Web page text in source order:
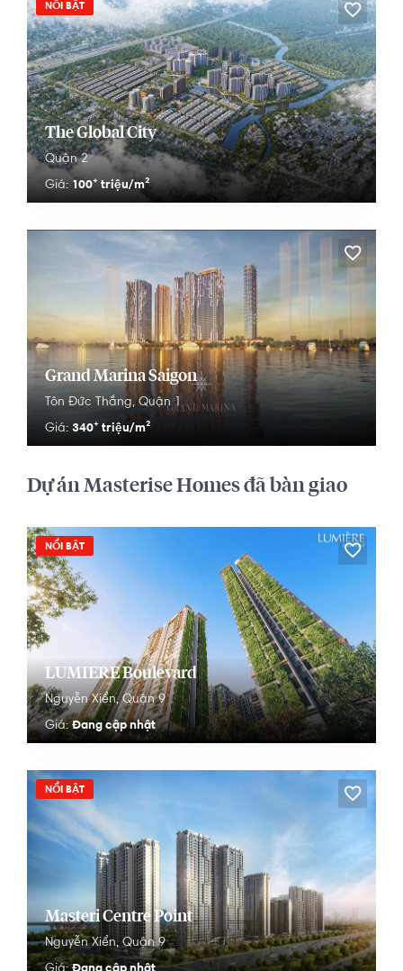
NỔI BẬT
The Global City
Quận 2
Giá: 100⁺ triệu/m²
Grand Marina Saigon
Tôn Đức Thắng,Quận 1
Giá: 340⁺ triệu/m²
Dự án Masterise Homes đã bàn giao
NỔI BẬT
LUMIÈRE Boulevard
Nguyễn Xiển,Quận 9
Giá:Đang cập nhật
NỔI BẬT
Masteri Centre Point
Nguyễn Xiển,Quận 9
Đang cập nhật